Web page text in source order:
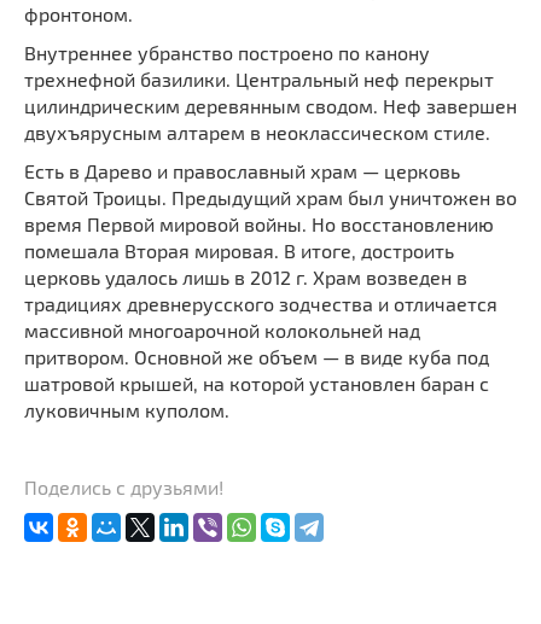
фронтоном.
Внутреннее убранство построено по канону
трехнефной базилики. Центральный неф перекрыт
цилиндрическим деревянным сводом. Неф завершен
двухъярусным алтарем в неоклассическом стиле.
Есть в Дарево и православный храм — церковь
Святой Троицы. Предыдущий храм был уничтожен во
время Первой мировой войны. Но восстановлению
помешала Вторая мировая. В итоге, достроить
церковь удалось лишь в 2012 г. Храм возведен в
традициях древнерусского зодчества и отличается
массивной многоарочной колокольней над
притвором. Основной же объем — в виде куба под
шатровой крышей, на которой установлен баран с
луковичным куполом.
Поделись с друзьями!